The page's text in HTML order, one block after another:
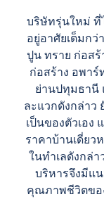
บริษัทรุ่นใหม่ ที่
อยู่อาศัยเต็มกว่
ปูน ทราย ก่อสร้
ก่อสร้าง อพาร์
ย่านปทุมธานี
ละแวกดังกล่าว
เป็นของตัวเอง
ราคาบ้านเดี่ยว
ในทำเลดังกล่
บริหารจึงมีแ
คุณภาพชีวิตขอ